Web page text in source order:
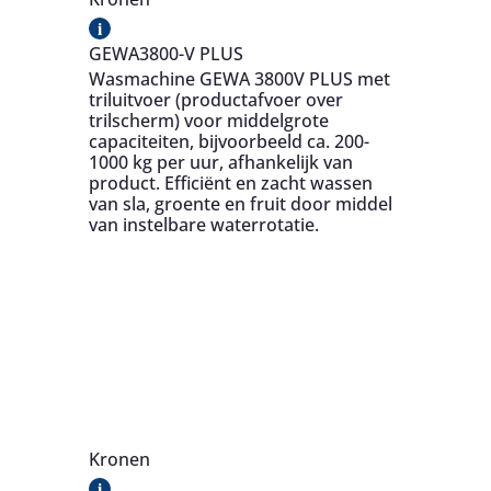
i
GEWA3800-V PLUS
Wasmachine GEWA 3800V PLUS met
triluitvoer (productafvoer over
trilscherm) voor middelgrote
capaciteiten, bijvoorbeeld ca. 200-
1000 kg per uur, afhankelijk van
product. Efficiënt en zacht wassen
van sla, groente en fruit door middel
van instelbare waterrotatie.
Kronen